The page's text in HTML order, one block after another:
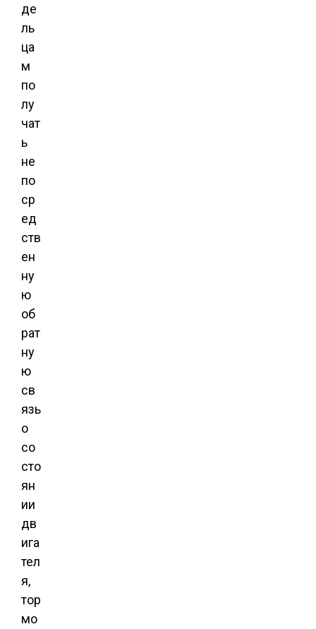
де
ль
ца
м
по
лу
чат
ь
не
по
ср
ед
ств
ен
ну
ю
об
рат
ну
ю
св
язь
о
со
сто
ян
ии
дв
ига
тел
я,
тор
мо